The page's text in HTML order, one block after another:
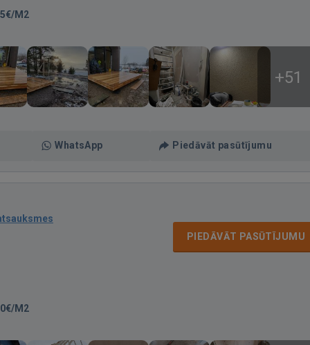
M2
+51
WhatsApp Piedāvāt pasūtījumu
PIEDĀVĀT PASŪTĪJUMU
M2